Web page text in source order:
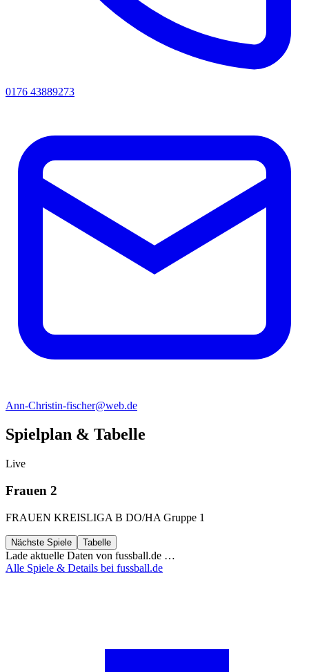
0176 43889273
Ann-Christin-fischer@web.de
Spielplan & Tabelle
Live
Frauen 2
FRAUEN KREISLIGA B DO/HA Gruppe 1
Nächste Spiele Tabelle
Lade aktuelle Daten von fussball.de …
Alle Spiele & Details bei fussball.de